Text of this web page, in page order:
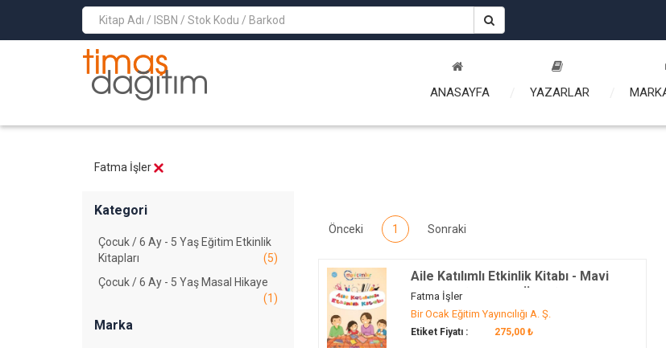
>
ANASAYFA YAZARLAR
Fatma İşler
Kategori
Çocuk / 6 Ay - 5 Yaş Eğitim Etkinlik
Kitapları
(5)
Çocuk / 6 Ay - 5 Yaş Masal Hikaye
(1)
Marka
Önceki 1 Sonraki
Aile Katılımlı Etkinlik Kitabı - Mavi
Çember (48 Ay ve Üzeri)
Fatma İşler
Bir Ocak Eğitim Yayıncılığı A. Ş.
Etiket Fiyatı : 275,00 ₺